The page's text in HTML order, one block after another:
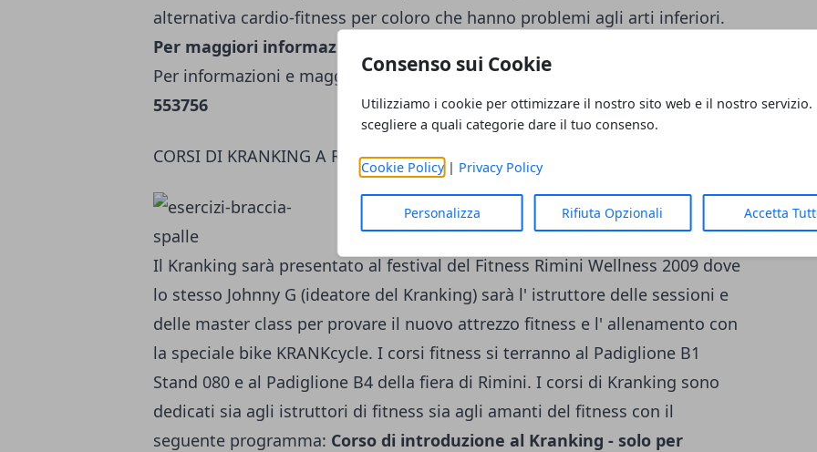
Consenso sui Cookie
Utilizziamo i cookie per ottimizzare il nostro sito web e il nostro servizio.
scegliere a quali categorie dare il tuo consenso.
Cookie Policy| Privacy Policy
Personalizza Rifiuta Opzionali Accetta
alternativa cardio-fitness per coloro che hanno problemi agli arti inferiori.
Per maggiori informazioni sul Kranking
Per informazioni e maggiori indicazioni sui corsi di Kranking:
553756
CORSI DI KRANKING A RIMINI WELLNESS 2009 DAL 14 AL 17 MAGGIO
Il Kranking sarà presentato al festival del Fitness Rimini Wellness 2009 dove
lo stesso Johnny G (ideatore del Kranking) sarà l' istruttore delle sessioni e
delle master class per provare il nuovo attrezzo fitness e l' allenamento con
la speciale bike KRANKcycle. I corsi fitness si terranno al Padiglione B1
Stand 080 e al Padiglione B4 della fiera di Rimini. I corsi di Kranking sono
dedicati sia agli istruttori di fitness sia agli amanti del fitness con il
seguente programma: Corso di introduzione al Kranking - solo per